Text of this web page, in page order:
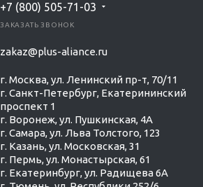
+7 (800) 505-71-03
ЗАКАЗАТЬ ЗВОНОК
zakaz@plus-aliance.ru
г. Москва, ул. Ленинский пр-т, 70/11
г. Санкт-Петербург, Екатерининский
проспект 1
г. Воронеж, ул. Пушкинская, 4А
г. Самара, ул. Льва Толстого, 123
г. Казань, ул. Московская, 31
г. Пермь, ул. Монастырская, 61
г. Екатеринбург, ул. Радищева 6А